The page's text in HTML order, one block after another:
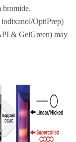
bromide.
iodixanol/OptiPrep)
& GelGreen) may